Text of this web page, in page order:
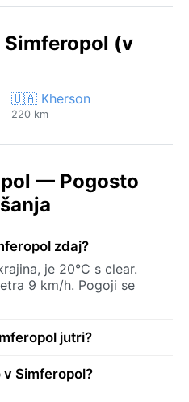
Simferopol (v
🇺🇦 Kherson
220 km
— Pogosto
zdaj?
je 20°C s clear.
9 km/h. Pogoji se
jutri?
Simferopol?